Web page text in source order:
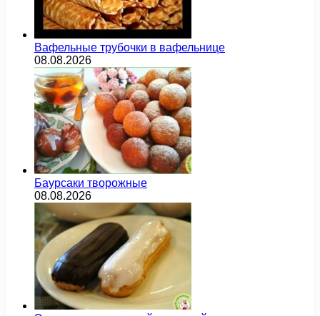
Вафельные трубочки в вафельнице
08.08.2026
Баурсаки творожные
08.08.2026